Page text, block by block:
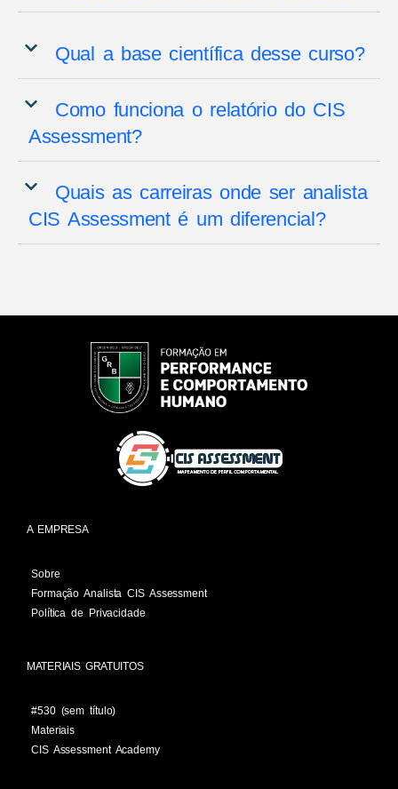
Qual a base científica desse curso?
Como funciona o relatório do CIS
Assessment?
Quais as carreiras onde ser analista
CIS Assessment é um diferencial?
A EMPRESA
Sobre
Formação Analista CIS Assessment
Política de Privacidade
MATERIAIS GRATUITOS
#530 (sem título)
Materiais
CIS Assessment Academy